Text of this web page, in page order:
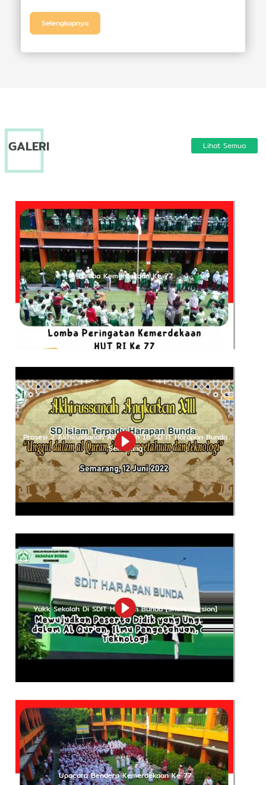
Selengkapnya
GALERI Lihat Semua
Lomba Kemerdekaan Ke 77
Prosesi 2 Akhirussanah
Angkatan 18 SD IT Harapan
Bunda Semarang
Yukk Sekolah Di SDIT
Harapan Bunda [Short
Version]
Upacara Bendera
Kemerdekaan Ke 77
Guru SDIT Harapan Bunda
Dari Masa Ke Masa [Selamat
Hari Guru Nasional]
Unjuk Kerja Pelaksanaan RTL
Diklat Calon Kepala Sekolah
LINK TERKAIT
Penggaron Kidul, Semarang
sditharbun@gmail.com
(024) 6716705
A.n Achmad Syukron : 085100164773